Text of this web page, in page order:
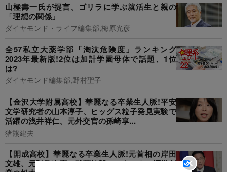
山極壽一氏が提言、ゴリラに学ぶ就活生と親の
「理想の関係」
ダイヤモンド・ライフ編集部,梅原光彦
全57私立大薬学部「淘汰危険度」ランキング
2023年最新版!2位は加計学園母体で話題、1位
は?
ダイヤモンド編集部,野村聖子
【金沢大学附属高校】華麗なる卒業生人脈!平安
文学研究者の山本淳子、ヒッグス粒子発見実験で
活躍の浅井祥仁、元外交官の孫崎享...
猪熊建夫
【開成高校】華麗なる卒業生人脈!元首相の岸田
文雄、元財務次官の武藤敏郎、マネックス証券創